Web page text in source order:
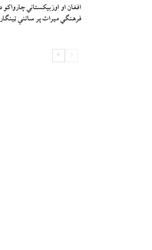
افغان او اوزبیکستاني
فرهنګي میراث پر ساتنې